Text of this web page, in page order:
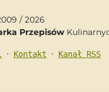
/ 2026
Przepisów
• Kontakt • Kanał RSS